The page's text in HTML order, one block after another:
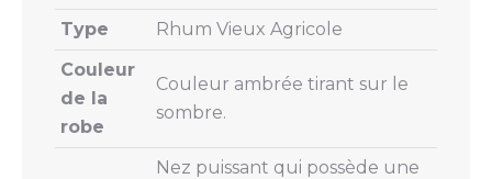
Type
Rhum Vieux Agricole
Couleur
de la
robe
Couleur ambrée tirant sur le
sombre.
Nez puissant qui possède une